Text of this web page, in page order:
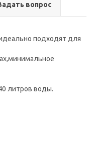
вопрос
подходят для
литров воды.